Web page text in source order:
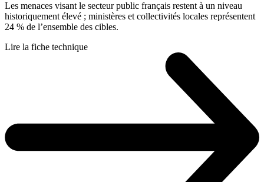
Les menaces visant le secteur public français restent à un niveau
historiquement élevé ; ministères et collectivités locales représentent
24 % de l’ensemble des cibles.
Lire la fiche technique